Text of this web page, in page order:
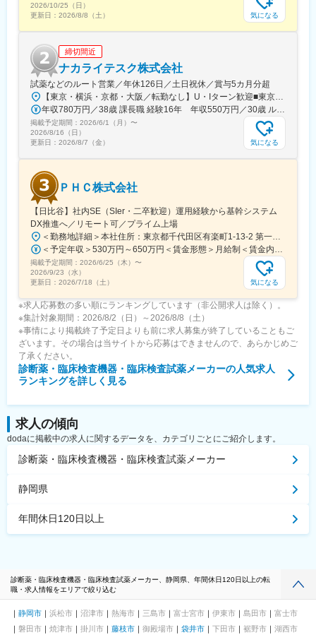
■長期的な就業可能：
自己都合の退職も3~5％と大手日系メーカーと同様に非常に長く
働ける環境です。
■キャリアパス：
機械だけでなく電気やITの知識も身に着けることができます。
エンジニアのキャリアパスは無限であり、社内公募制度によりサ
ービスマネージャーとして現場のマネジメント、本社工場での製
品開発・改良、サービス体制の仕組み作りなどキャリア構築が可
変更の範囲：会社の定める業務
2026/10/25（日）
更新日： 2026/8/8（土） 気になる
締切間近
ナカライテスク株式会社
試薬などのルート営業／年休126日／土日祝休／賞与5カ月分超
【東京・横浜・京都・大阪／転勤なし】U・Iターン歓迎■東京営業所東京都新宿区百人町2-19-13＜アクセス＞JR「新大久保駅」から徒歩6分■横浜営業所神奈川県横浜市中区太田町6-84-2 大樹生命横浜桜木町ビル1F＜アクセス＞横浜高速鉄道「馬車道駅」から徒歩3分JR「桜木町駅」から徒歩7分■本社営業所（京都市）京都市中京区二条通烏丸西入東玉屋町498＜アクセス＞地下鉄 烏丸線「烏丸御池駅」から徒歩5分■大阪営業所大阪府吹田市出口町4-1＜アクセス＞JR「吹田駅」から徒歩8分※原則、転居を伴う転勤はありません。※受動喫煙対策：屋内全面禁煙（屋上に喫煙スペースあり）
年収780万円／38歳 課長職 経験16年 年収550万円／30歳 ルート営業職 経験8年
掲載予定期間： 2026/6/1（月） 〜
2026/8/16（日）
更新日： 2026/8/7（金） 気になる
ＰＨＣ株式会社
【日比谷】社内SE（SIer・二卒歓迎）運用経験から基幹システム
DX推進へ／リモート可／プライム上場
＜勤務地詳細＞本社住所：東京都千代田区有楽町1-13-2 第一生命日比谷ファースト15F受動喫煙対策：屋内全面禁煙変更の範囲：会社の定める事業所（リモートワーク含む）
＜予定年収＞530万円～650万円＜賃金形態＞月給制＜賃金内訳＞月額（基本給）：284,000円～345,000円＜月給＞284,000円～345,000円＜昇給有無＞有＜残業手当＞有＜給与補足＞※当社給与規定により、経験・スキル等を考慮した上で決定いたします。賃金はあくまでも目安の金額であり、選考を通じて上下する可能性があります。月給(月額)は固定手当を含めた表記です。
掲載予定期間： 2026/6/25（木） 〜
2026/9/23（水）
更新日： 2026/7/18（土） 気になる
※求人応募数の多い順にランキングしています（非公開求人は除く）。
※集計対象期間：2026/8/2（日）～2026/8/8（土）
※事情により掲載終了予定日よりも前に求人募集が終了していることもご
ざいます。その場合は当サイトから応募はできませんので、あらかじめご
了承ください。
診断薬・臨床検査機器・臨床検査試薬メーカーの人気求人
ランキングを詳しく見る
求人の傾向
dodaに掲載中の求人に関するデータを、カテゴリごとにご紹介します。
診断薬・臨床検査機器・臨床検査試薬メーカー
静岡県
年間休日120日以上
診断薬・臨床検査機器・臨床検査試薬メーカー、静岡県、年間休日120日以上の転
職・求人情報をエリアで絞り込む
静岡市 浜松市 沼津市 熱海市 三島市 富士宮市 伊東市 島田市
富士市
磐田市
焼津市 掛川市 藤枝市 御殿場市 袋井市 下田市 裾野市
湖西市